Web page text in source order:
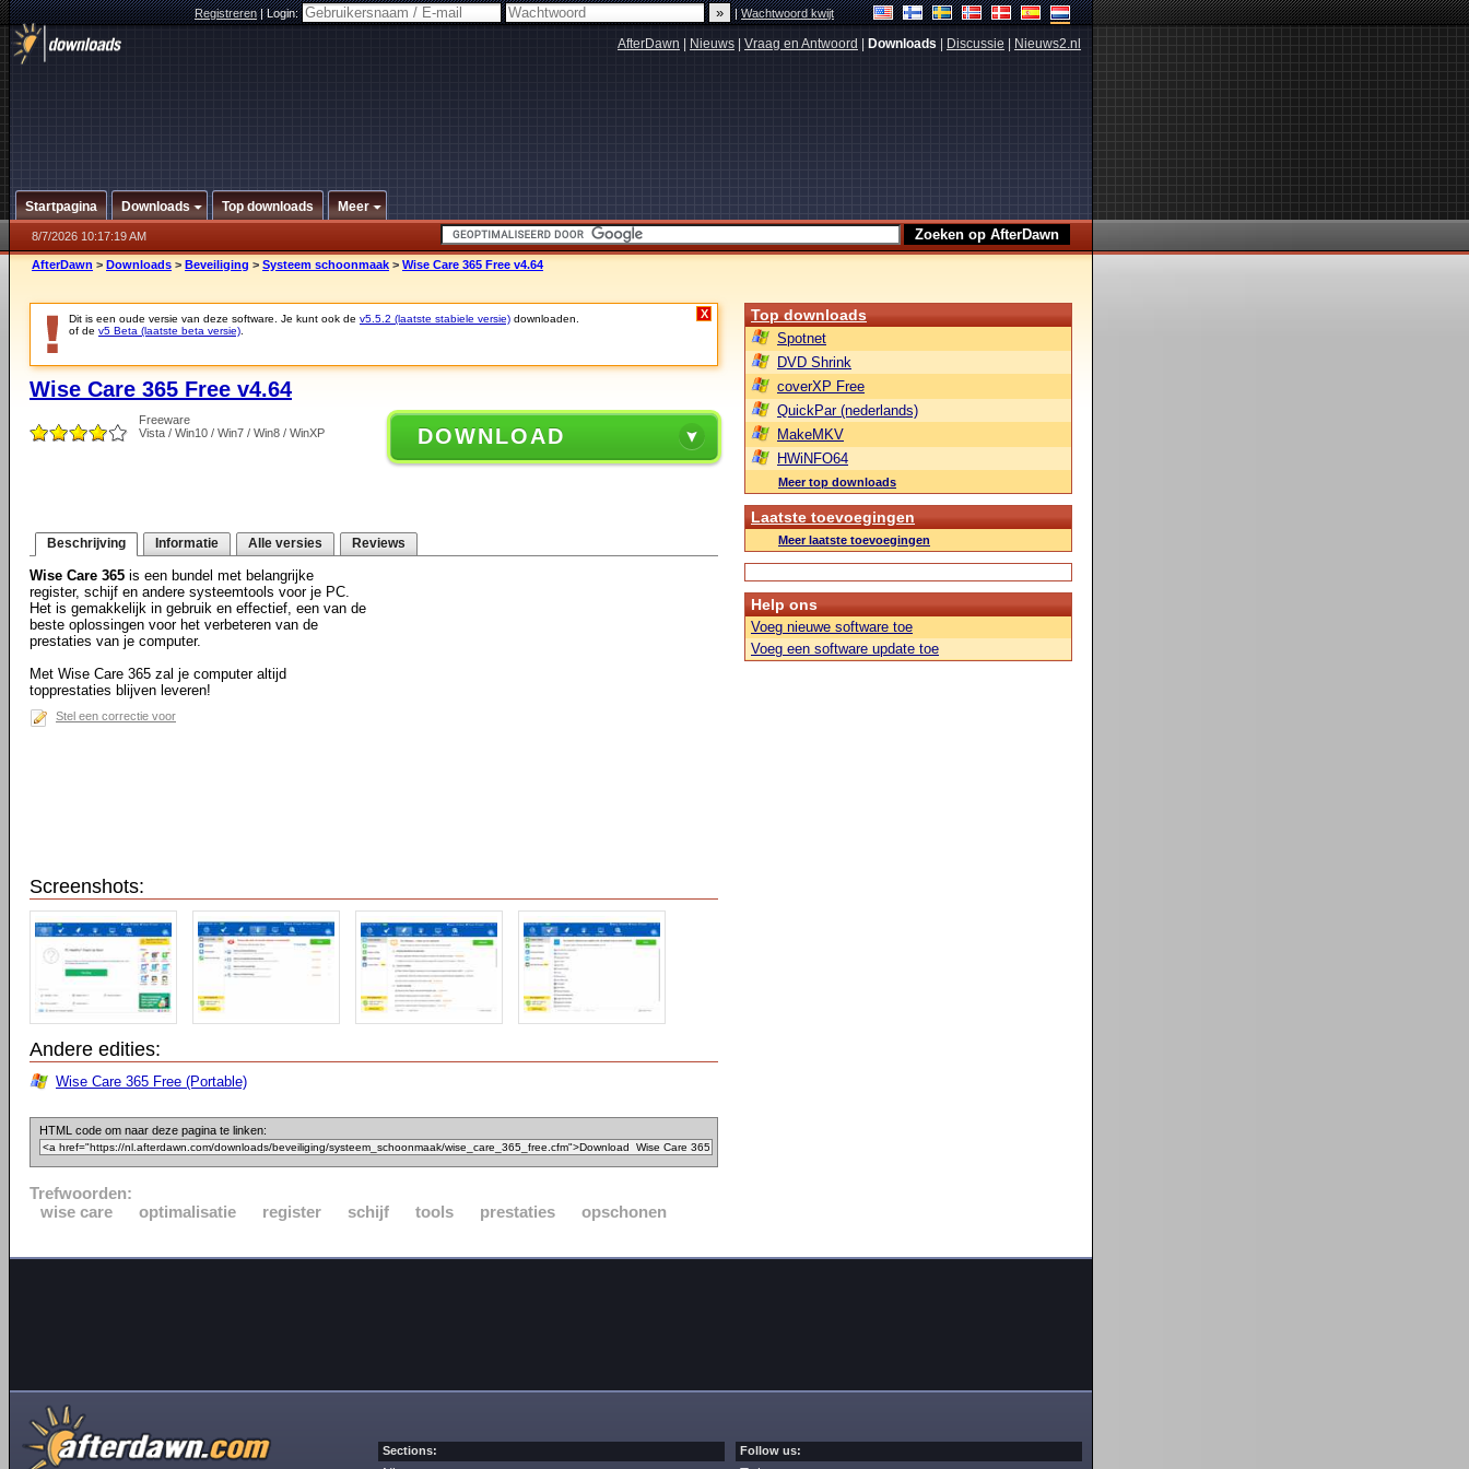
Registreren|Login: |Wachtwoord kwijt
AfterDawn Nieuws Vraag en Antwoord Downloads Discussie Nieuws2.nl
Startpagina Downloads Top downloads Meer
8/7/2026 10:17:19 AM
AfterDawn > Downloads > Beveiliging > Systeem schoonmaak > Wise Care 365 Free v4.64
Dit is een oude versie van deze software. Je kunt ook de v5.5.2 (laatste stabiele versie) downloaden.
of de v5 Beta (laatste beta versie)
X
Wise Care 365 Free v4.64
Freeware
Vista / Win10 / Win7 / Win8 / WinXP
DOWNLOAD
Beschrijving Informatie Alle versies Reviews
Wise Care 365 is een bundel met belangrijke
register, schijf en andere systeemtools voor je PC.
Het is gemakkelijk in gebruik en effectief, een van de
beste oplossingen voor het verbeteren van de
prestaties van je computer.
Met Wise Care 365 zal je computer altijd
topprestaties blijven leveren!
Stel een correctie voor
Screenshots:
Andere edities:
Wise Care 365 Free (Portable)
HTML code om naar deze pagina te linken:
Trefwoorden:
wise care
optimalisatie register schijf tools prestaties opschonen
Top downloads
Spotnet
DVD Shrink
coverXP Free
QuickPar (nederlands)
MakeMKV
HWiNFO64
Meer top downloads
Laatste toevoegingen
Meer laatste toevoegingen
Help ons
Voeg nieuwe software toe
Voeg een software update toe
Sections: Follow us: